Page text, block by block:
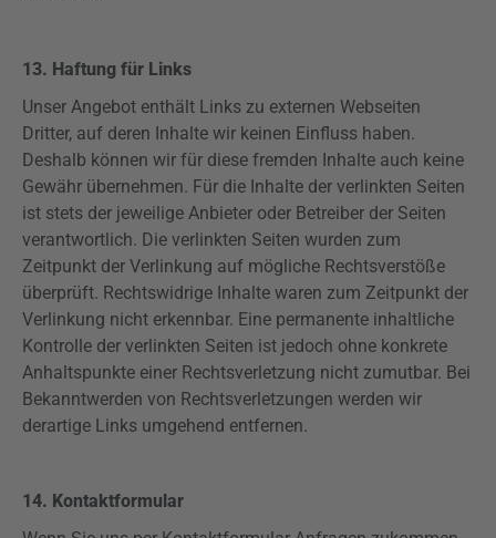
13. Haftung für Links
Unser Angebot enthält Links zu externen Webseiten
Dritter, auf deren Inhalte wir keinen Einfluss haben.
Deshalb können wir für diese fremden Inhalte auch keine
Gewähr übernehmen. Für die Inhalte der verlinkten Seiten
ist stets der jeweilige Anbieter oder Betreiber der Seiten
verantwortlich. Die verlinkten Seiten wurden zum
Zeitpunkt der Verlinkung auf mögliche Rechtsverstöße
überprüft. Rechtswidrige Inhalte waren zum Zeitpunkt der
Verlinkung nicht erkennbar. Eine permanente inhaltliche
Kontrolle der verlinkten Seiten ist jedoch ohne konkrete
Anhaltspunkte einer Rechtsverletzung nicht zumutbar. Bei
Bekanntwerden von Rechtsverletzungen werden wir
derartige Links umgehend entfernen.
14. Kontaktformular